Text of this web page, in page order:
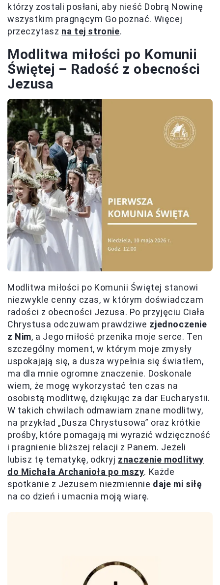
którzy zostali posłani, aby nieść Dobrą Nowinę
wszystkim pragnącym Go poznać. Więcej
przeczytasz na tej stronie.
Modlitwa miłości po Komunii
Świętej – Radość z obecności
Jezusa
Modlitwa miłości po Komunii Świętej stanowi
niezwykle cenny czas, w którym doświadczam
radości z obecności Jezusa. Po przyjęciu Ciała
Chrystusa odczuwam prawdziwe zjednoczenie
z Nim, a Jego miłość przenika moje serce. Ten
szczególny moment, w którym moje zmysły
uspokajają się, a dusza wypełnia się światłem,
ma dla mnie ogromne znaczenie. Doskonale
wiem, że mogę wykorzystać ten czas na
osobistą modlitwę, dziękując za dar Eucharystii.
W takich chwilach odmawiam znane modlitwy,
na przykład „Dusza Chrystusowa” oraz krótkie
prośby, które pomagają mi wyrazić wdzięczność
i pragnienie bliższej relacji z Panem. Jeżeli
lubisz tę tematykę, odkryj znaczenie modlitwy
do Michała Archanioła po mszy. Każde
spotkanie z Jezusem niezmiennie daje mi siłę
na co dzień i umacnia moją wiarę.